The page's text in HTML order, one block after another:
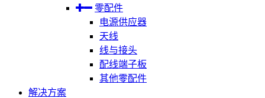
零配件
电源供应器
天线
线与接头
配线端子板
其他零配件
解决方案